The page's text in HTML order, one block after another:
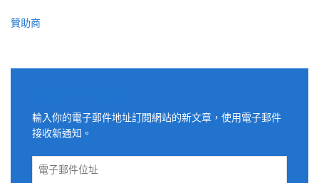
贊助商
輸入你的電子郵件地址訂閱網站的新文章，使用電子郵件
接收新通知。
電